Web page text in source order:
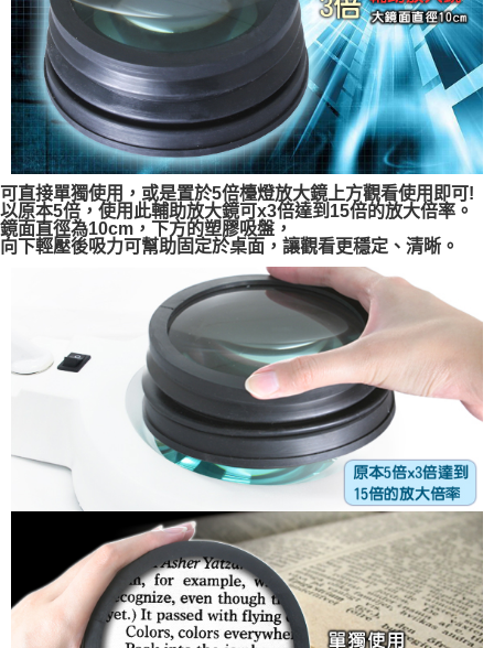
可直接單獨使用，或是置於5倍檯燈放大鏡上方觀看使用即可!
以原本5倍，使用此輔助放大鏡可x3倍達到15倍的放大倍率。
鏡面直徑為10cm，下方的塑膠吸盤，
向下輕壓後吸力可幫助固定於桌面，讓觀看更穩定、清晰。